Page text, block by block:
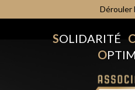
Dérouler
SOLIDARITÉ C
O